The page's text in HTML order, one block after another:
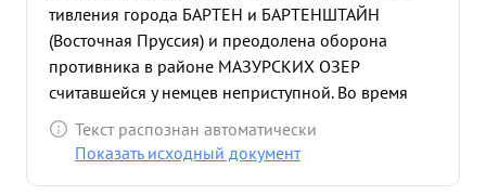
тивления города БАРТЕН и БАРТЕНШТАЙН
(Восточная Пруссия) и преодолена оборона
противника в районе МАЗУРСКИХ ОЗЕР
считавшейся у немцев неприступной. Во время
наступательных действий и в период подготовки
к ним гвардии полновник БИРСТЕЙН своим
Текст распознан автоматически
Показать исходный документ